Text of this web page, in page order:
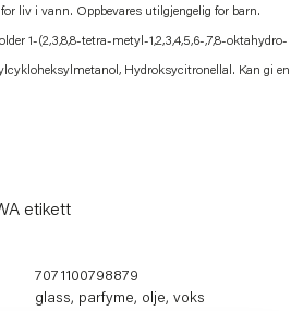
liv i vann. Oppbevares utilgjengelig for barn.
1-(2,3,8,8-tetra-metyl-1,2,3,4,5,6-,7,8-oktahydro-
Hydroksycitronellal. Kan gi en
etikett
7071100798879
glass, parfyme, olje, voks